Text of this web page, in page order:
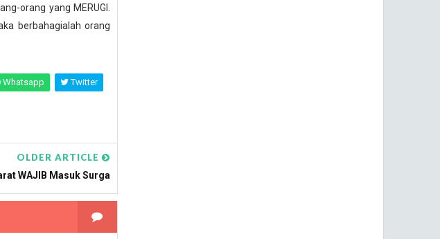
orang yang MERUGI.
berbahagialah orang
Whatsapp Twitter
OLDER ARTICLE
WAJIB Masuk Surga